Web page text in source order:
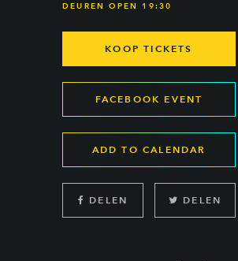
DEUREN OPEN 19:30
KOOP TICKETS
FACEBOOK EVENT
ADD TO CALENDAR
DELEN DELEN